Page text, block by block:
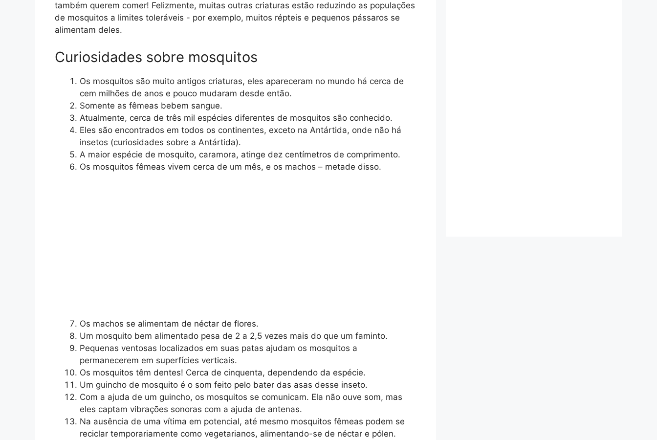
também querem comer! Felizmente, muitas outras criaturas estão reduzindo as populações
de mosquitos a limites toleráveis ​​- por exemplo, muitos répteis e pequenos pássaros se
alimentam deles.
Curiosidades sobre mosquitos
Os mosquitos são muito antigos criaturas, eles apareceram no mundo há cerca de
cem milhões de anos e pouco mudaram desde então.
Somente as fêmeas bebem sangue.
Atualmente, cerca de três mil espécies diferentes de mosquitos são conhecido.
Eles são encontrados em todos os continentes, exceto na Antártida, onde não há
insetos (curiosidades sobre a Antártida).
A maior espécie de mosquito, caramora, atinge dez centímetros de comprimento.
Os mosquitos fêmeas vivem cerca de um mês, e os machos – metade disso.
Os machos se alimentam de néctar de flores.
Um mosquito bem alimentado pesa de 2 a 2,5 vezes mais do que um faminto.
Pequenas ventosas localizados em suas patas ajudam os mosquitos a
permanecerem em superfícies verticais.
Os mosquitos têm dentes! Cerca de cinquenta, dependendo da espécie.
Um guincho de mosquito é o som feito pelo bater das asas desse inseto.
Com a ajuda de um guincho, os mosquitos se comunicam. Ela não ouve som, mas
eles captam vibrações sonoras com a ajuda de antenas.
Na ausência de uma vítima em potencial, até mesmo mosquitos fêmeas podem se
reciclar temporariamente como vegetarianos, alimentando-se de néctar e pólen.